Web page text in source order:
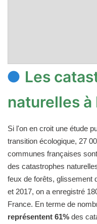
Les
naturelles à
Si l'on en croit une étude
transition écologique, 27
communes françaises
des catastrophes
feux de forêts, glissement
et 2017, on a enregistré
France. En terme de
représentent 61% des